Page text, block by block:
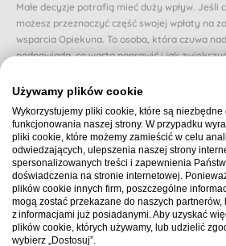
Małe decyzje potrafią mieć duży wpływ. Jeśli
możesz przeznaczyć część swojej wpłaty na
wsparcia Opiekuna. To osoba, która czuwa
podpowiada, co warto poprawić i jak
Dzięki Opiekunowi organizator nie zostaje
wsparcie na każdym etapie. Dzięki temu
może poczuć się naprawdę zaopiekowana.
Czy chcesz przeznaczyć proponowaną
wpłaty na zapewnienie zbiórce Opiekuna?
kwotę.
10 zł z mojej wpłaty zapewnia wsparcie
Używamy plików cookie
Wykorzystujemy pliki cookie, które są
funkcjonowania naszej strony. W przypadku
pliki cookie, które możemy zamieścić w celu
odwiedzających, ulepszenia naszej strony
spersonalizowanych treści i zapewnienia
doświadczenia na stronie internetowej.
plików cookie innych firm, poszczególne
mogą zostać przekazane do naszych partnerów,
z informacjami już posiadanymi. Aby uzyskać
plików cookie, których używamy, lub udzielić
wybierz „Dostosuj”.